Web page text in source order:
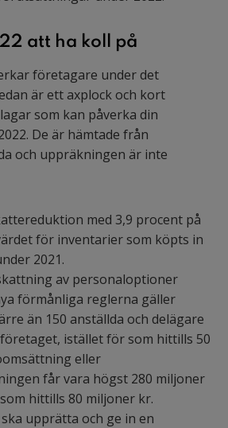
att ha koll på
företagare under det
är ett axplock och kort
som kan påverka din
De är hämtade från
och uppräkningen är inte
med 3,9 procent på
för inventarier som köpts in
2021.
av personaloptioner
förmånliga reglerna gäller
än 150 anställda och delägare
istället för som hittills 50
eller
får vara högst 280 miljoner
hittills 80 miljoner kr.
upprätta och ge in en